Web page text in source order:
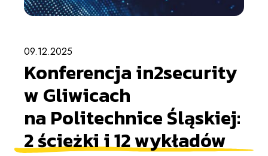
KONTAKT
09.12.2025
Konferencja in2security
w Gliwicach
na Politechnice Śląskiej:
2 ścieżki i 12 wykładów